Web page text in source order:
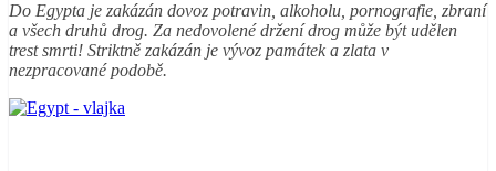
Do Egypta je zakázán dovoz potravin, alkoholu, pornografie, zbraní
a všech druhů drog. Za nedovolené držení drog může být udělen
trest smrti! Striktně zakázán je vývoz památek a zlata v
nezpracované podobě.